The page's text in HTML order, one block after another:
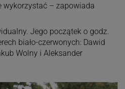
wykorzystać – zapowiada
Jego początek o godz.
biało-czerwonych: Dawid
Wolny i Aleksander